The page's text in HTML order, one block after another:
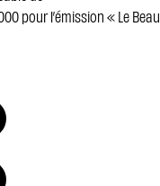
pour l’émission « Le Beau